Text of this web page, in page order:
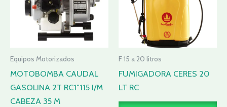
Equipos Motorizados
MOTOBOMBA CAUDAL
GASOLINA 2T RC1″115 I/M
CABEZA 35 M
F 15 a 20 litros
FUMIGADORA CERES 20
LT RC